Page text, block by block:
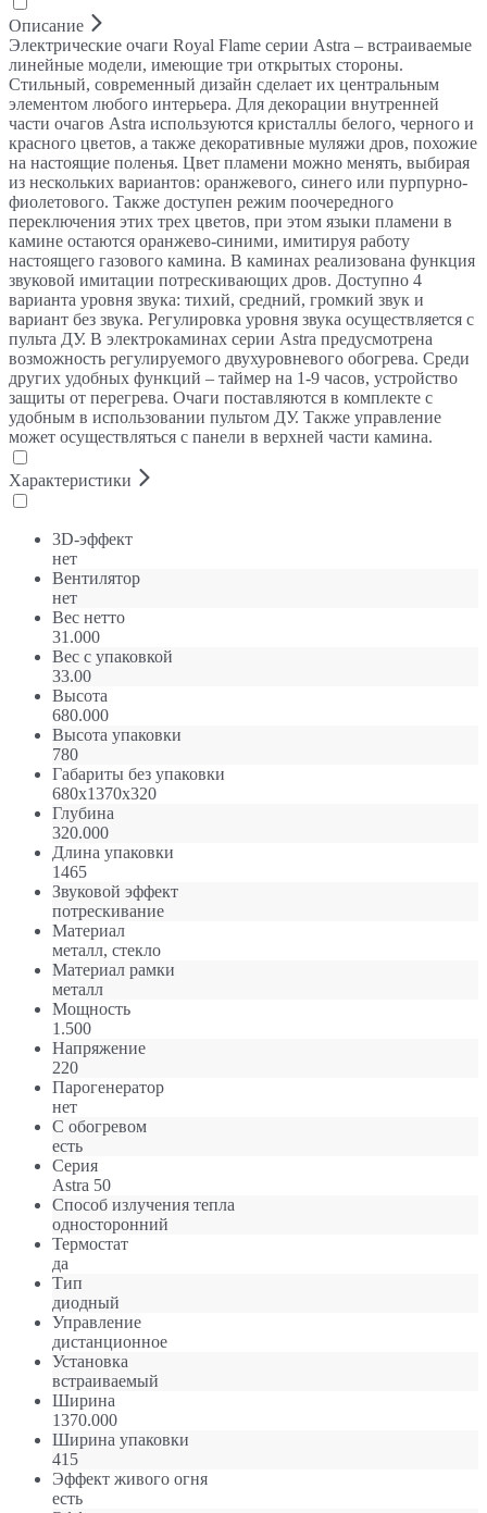
Описание
Электрические очаги Royal Flame серии Astra – встраиваемые
линейные модели, имеющие три открытых стороны.
Стильный, современный дизайн сделает их центральным
элементом любого интерьера. Для декорации внутренней
части очагов Astra используются кристаллы белого, черного и
красного цветов, а также декоративные муляжи дров, похожие
на настоящие поленья. Цвет пламени можно менять, выбирая
из нескольких вариантов: оранжевого, синего или пурпурно-
фиолетового. Также доступен режим поочередного
переключения этих трех цветов, при этом языки пламени в
камине остаются оранжево-синими, имитируя работу
настоящего газового камина. В каминах реализована функция
звуковой имитации потрескивающих дров. Доступно 4
варианта уровня звука: тихий, средний, громкий звук и
вариант без звука. Регулировка уровня звука осуществляется с
пульта ДУ. В электрокаминах серии Astra предусмотрена
возможность регулируемого двухуровневого обогрева. Среди
других удобных функций – таймер на 1-9 часов, устройство
защиты от перегрева. Очаги поставляются в комплекте с
удобным в использовании пультом ДУ. Также управление
может осуществляться с панели в верхней части камина.
Характеристики
3D-эффект
нет
Вентилятор
нет
Вес нетто
31.000
Вес с упаковкой
33.00
Высота
680.000
Высота упаковки
780
Габариты без упаковки
680х1370х320
Глубина
320.000
Длина упаковки
1465
Звуковой эффект
потрескивание
Материал
металл, стекло
Материал рамки
металл
Мощность
1.500
Напряжение
220
Парогенератор
нет
С обогревом
есть
Серия
Astra 50
Способ излучения тепла
односторонний
Термостат
да
Тип
диодный
Управление
дистанционное
Установка
встраиваемый
Ширина
1370.000
Ширина упаковки
415
Эффект живого огня
есть